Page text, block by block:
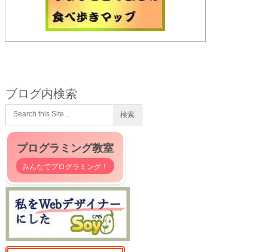
ブログ内検索
プログラミング教室
みんなでプログラミング！